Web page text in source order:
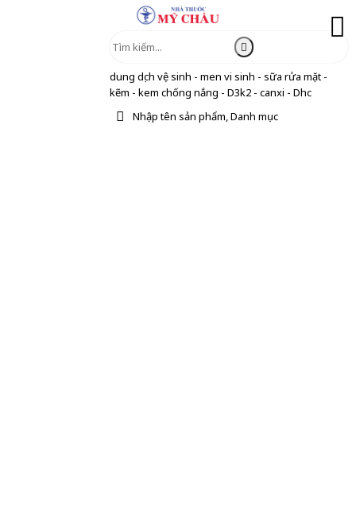
dung dịch vệ sinh - men vi sinh - sữa rửa mặt -
kẽm - kem chống nắng - D3k2 - canxi - Dhc
Nhập tên sản phẩm, Danh mục